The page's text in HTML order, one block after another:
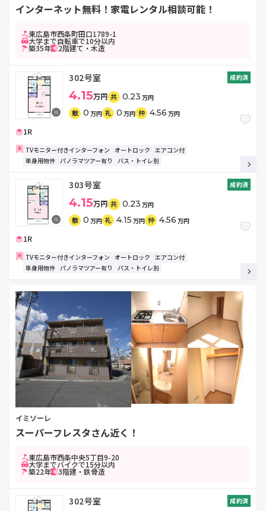
インターネット無料！家電レンタル相談可能！
東広島市西条町田口1789-1
大学まで自転車で10分以内
築35年 2階建て・木造
302号室 成約済
4.15万円 共 0.23 万円
敷 0 万円 礼 0 万円 仲 4.56 万円
1R
TVモニター付きインターフォン オートロック エアコン付
単身用物件 パノラマツアー有り バス・トイレ別
303号室 成約済
4.15万円 共 0.23 万円
敷 0 万円 礼 4.15 万円 仲 4.56 万円
1R
TVモニター付きインターフォン オートロック エアコン付
単身用物件 パノラマツアー有り バス・トイレ別
イミソーレ
スーパーフレスタさん近く！
東広島市西条中央5丁目9-20
大学までバイクで15分以内
築22年 3階建・鉄骨造
302号室 成約済